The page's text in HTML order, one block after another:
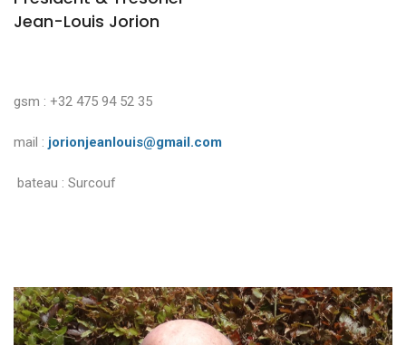
Jean-Louis Jorion
gsm : +32 475 94 52 35
mail : jorionjeanlouis@gmail.com
bateau : Surcouf